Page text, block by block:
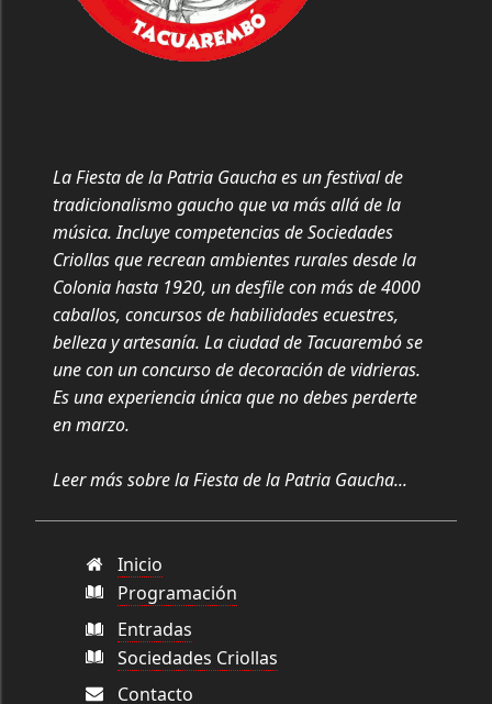
La Fiesta de la Patria Gaucha es un festival de
tradicionalismo gaucho que va más allá de la
música. Incluye competencias de Sociedades
Criollas que recrean ambientes rurales desde la
Colonia hasta 1920, un desfile con más de 4000
caballos, concursos de habilidades ecuestres,
belleza y artesanía. La ciudad de Tacuarembó se
une con un concurso de decoración de vidrieras.
Es una experiencia única que no debes perderte
en marzo.
Leer más sobre la Fiesta de la Patria Gaucha...
Inicio
Programación
Entradas
Sociedades Criollas
Contacto